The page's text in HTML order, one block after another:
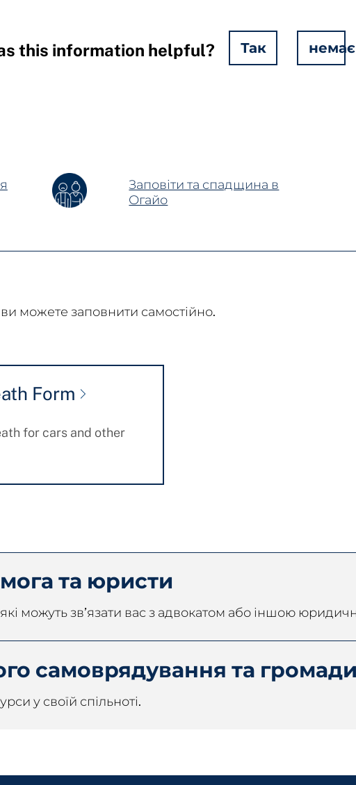
this information helpful? Так немає
Заповіти та спадщина в
Огайо
можете заповнити самостійно.
Form
for cars and other
та юристи
які можуть зв’язати вас з адвокатом або іншою
самоврядування та громади
у своїй спільноті.